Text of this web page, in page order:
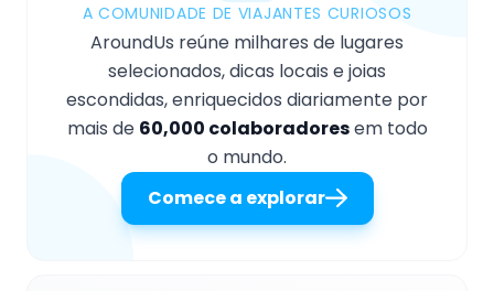
A COMUNIDADE DE VIAJANTES CURIOSOS
AroundUs reúne milhares de lugares
selecionados, dicas locais e joias
escondidas, enriquecidos diariamente por
mais de 60,000 colaboradoresem todo
o mundo.
Comece a explorar